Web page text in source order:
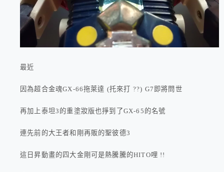
最近
因為超合金魂GX-66拖萊達 (托來打 ??) G7即將問世
再加上泰坦3的重塗妝版也掙到了GX-65的名號
連先前的大王者和剛再販的聖彼德3
這日昇動畫的四大金剛可是熱騰騰的HITO哩 !!